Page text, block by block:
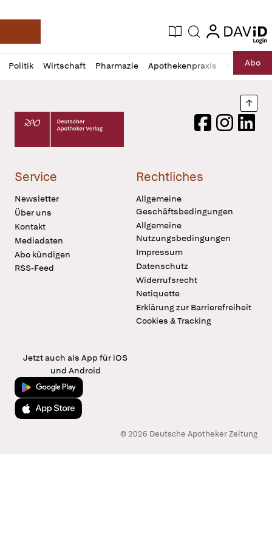
Deutsche Apotheker Zeitung
Aktuelle Ausgabe
Suche login
login
Politik Wirtschaft Pharmazie Apothekenpraxis RechtAbo
Profil
öffnen
Daz
Pur
Deutscher Apotheker Verlag Logo
FacebookInstagram
Service
Newsletter
Über uns
Kontakt
Mediadaten
Abo kündigen
RSS-Feed
Rechtliches
Allgemeine
Geschäftsbedingungen
Allgemeine
Nutzungsbedingungen
Impressum
Datenschutz
Widerrufsrecht
Netiquette
Erklärung zur Barrierefreiheit
Cookies & Tracking
Jetzt auch als App für iOS
und Android
Jetzt bei Google Play
Laden im App Store
© 2026 Deutsche Apotheker Zeitung